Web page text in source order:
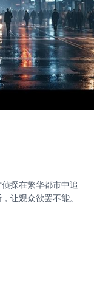
探在繁华都市中追
让观众欲罢不能。